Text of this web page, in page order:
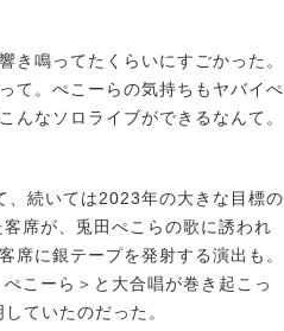
き鳴ってたくらいにすごかった。
て。ぺこーらの気持ちもヤバイぺ
なソロライブができるなんて。
続いては2023年の大きな目標の
席が、兎田ぺこらの歌に誘われ
席に銀テープを発射する演出も。
こーら＞と大合唱が巻き起こっ
ていたのだった。